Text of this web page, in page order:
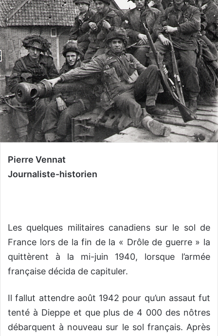
Pierre Vennat
Journaliste-historien
Les quelques militaires canadiens sur le sol de
France lors de la fin de la « Drôle de guerre » la
quittèrent à la mi-juin 1940, lorsque l’armée
française décida de capituler.
Il fallut attendre août 1942 pour qu’un assaut fut
tenté à Dieppe et que plus de 4 000 des nôtres
débarquent à nouveau sur le sol français. Après